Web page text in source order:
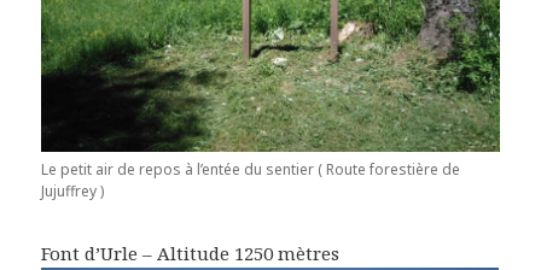
Le petit air de repos à l’entée du sentier ( Route forestière de
Jujuffrey )
Font d’Urle – Altitude 1250 mètres